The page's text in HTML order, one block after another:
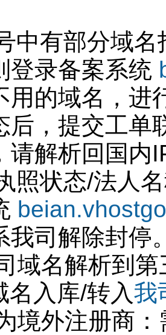
中有部分域
登录备案系统
用的域名，进
后，提交工单
请解析回国内
照状态/法人
我司解除封停
域名解析到
名入库/转入我
境外注册商